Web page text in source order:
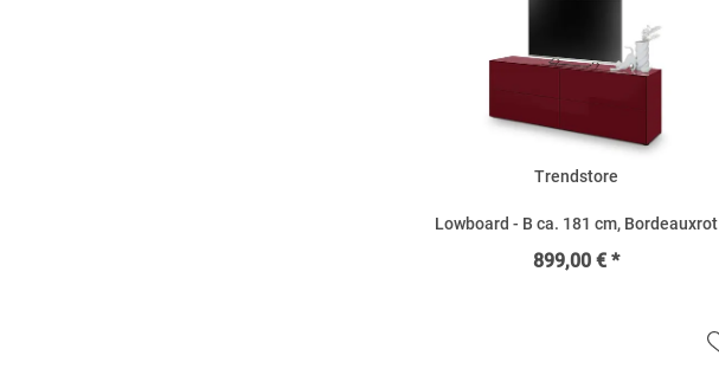
Trendstore
Lowboard - B ca. 181 cm, Bordeauxrot
899,00 € *